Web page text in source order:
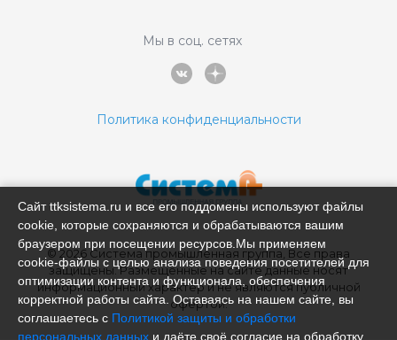
Мы в соц. сетях
Политика конфиденциальности
© 2026 Система промышленная группа, Все права
защищены. Размещённые на сайте данные носят
информационный характер и не являются публичной
офертой.
Сайт ttksistema.ru и все его поддомены используют файлы
cookie, которые сохраняются и обрабатываются вашим
браузером при посещении ресурсов.Мы применяем
cookie‑файлы с целью анализа поведения посетителей для
оптимизации контента и функционала, обеспечения
корректной работы сайта. Оставаясь на нашем сайте, вы
соглашаетесь с Политикой защиты и обработки
персональных данных и даёте своё согласие на обработку